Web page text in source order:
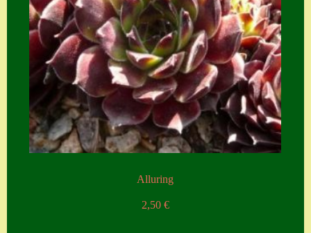
Alluring
2,50 €